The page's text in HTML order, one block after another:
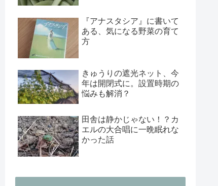
『アナスタシア』に書いて
ある、気になる野菜の育て
方
きゅうりの遮光ネット、今
年は開閉式に。設置時期の
悩みも解消？
田舎は静かじゃない！？カ
エルの大合唱に一晩眠れな
かった話